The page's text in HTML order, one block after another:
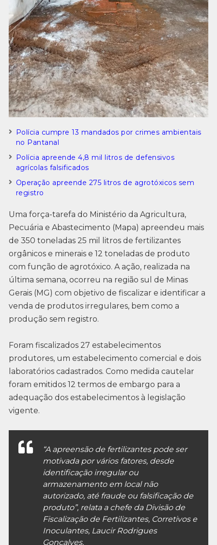
Polícia cumpre 13 mandados por crimes ambientais
no Pantanal
Polícia apreende 4,8 mil litros de defensivos
agrícolas falsificados
Operação apreende 275 litros de agrotóxicos sem
registro
Uma força-tarefa do Ministério da Agricultura,
Pecuária e Abastecimento (Mapa) apreendeu mais
de 350 toneladas 25 mil litros de fertilizantes
orgânicos e minerais e 12 toneladas de produto
com função de agrotóxico. A ação, realizada na
última semana, ocorreu na região sul de Minas
Gerais (MG) com objetivo de fiscalizar e identificar a
venda de produtos irregulares, bem como a
produção sem registro.
Foram fiscalizados 27 estabelecimentos
produtores, um estabelecimento comercial e dois
laboratórios cadastrados. Como medida cautelar
foram emitidos 12 termos de embargo para a
adequação dos estabelecimentos à legislação
vigente.
“A apreensão de fertilizantes pode ser
motivada por vários fatores, desde
identificação irregular ou
armazenamento em local não
autorizado, até fraude ou falsificação de
produto”, relata a chefe da Divisão de
Fiscalização de Fertilizantes, Corretivos e
Inoculantes, Laucir Rodrigues
Gonçalves.